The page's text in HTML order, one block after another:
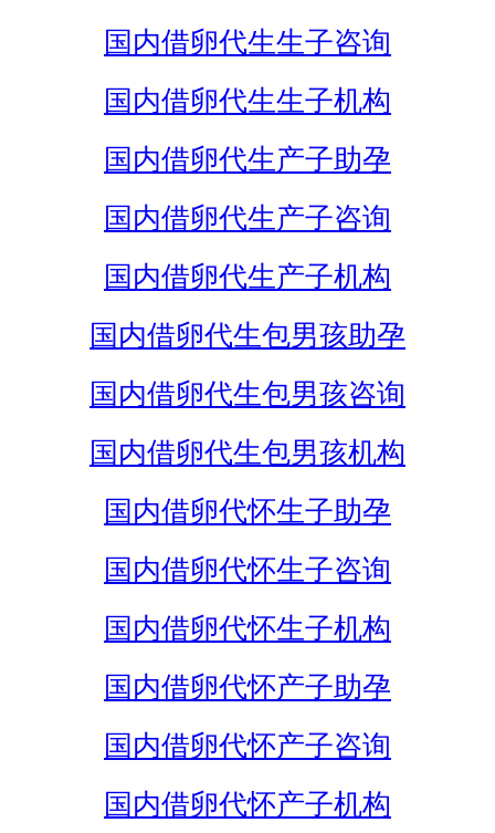
国内借卵代生生子咨询
国内借卵代生生子机构
国内借卵代生产子助孕
国内借卵代生产子咨询
国内借卵代生产子机构
国内借卵代生包男孩助孕
国内借卵代生包男孩咨询
国内借卵代生包男孩机构
国内借卵代怀生子助孕
国内借卵代怀生子咨询
国内借卵代怀生子机构
国内借卵代怀产子助孕
国内借卵代怀产子咨询
国内借卵代怀产子机构